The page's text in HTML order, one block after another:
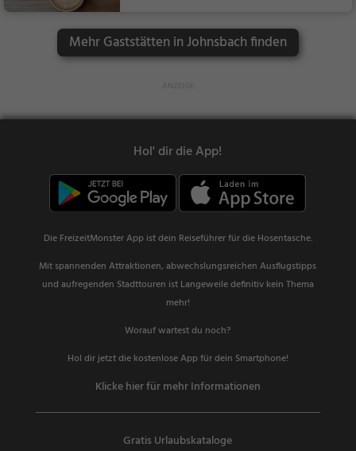
gwaren, Kaffee / Kuc
hen
Mehr Gaststätten in Johnsbach finden
Hol' dir die App!
Die FreizeitMonster App ist dein Reiseführer für die Hosentasche.
Mit spannenden Attraktionen, abwechslungsreichen Ausflugstipps
und aufregenden Stadttouren ist Langeweile definitiv kein Thema
mehr!
Worauf wartest du noch?
Hol dir jetzt die kostenlose App für dein Smartphone!
Klicke hier für mehr Informationen
Gratis Urlaubskataloge